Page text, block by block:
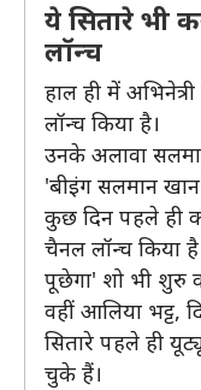
ये सितारे भी
लॉन्च
हाल ही में
लॉन्च किया है।
उनके अलावा
'बीइंग सलमान
कुछ दिन पहले ही
चैनल लॉन्च किया
पूछेगा' शो भी शुरु
वहीं आलिया भट्ट,
सितारे पहले ही
चुके हैं।